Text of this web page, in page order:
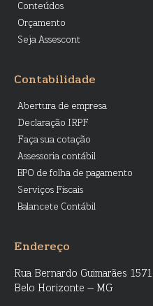
Conteúdos
Orçamento
Seja Assescont
Contabilidade
Abertura de empresa
Declaração IRPF
Faça sua cotação
Assessoria contábil
BPO de folha de pagamento
Serviços Fiscais
Balancete Contábil
Endereço
Rua Bernardo Guimarães
Belo Horizonte – MG